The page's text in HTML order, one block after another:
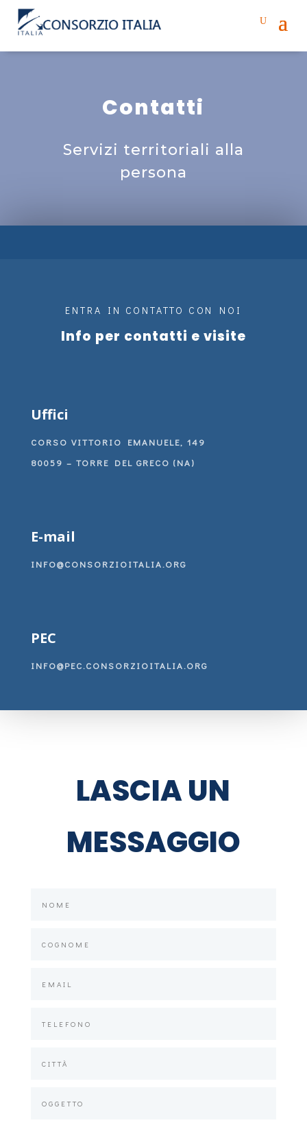
Contatti
Servizi territoriali alla
persona
ENTRA IN CONTATTO CON NOI
Info per contatti e visite
Uffici
CORSO VITTORIO EMANUELE, 149
80059 – TORRE DEL GRECO (NA)
E-mail
INFO@CONSORZIOITALIA.ORG
PEC
INFO@PEC.CONSORZIOITALIA.ORG
LASCIA UN
MESSAGGIO